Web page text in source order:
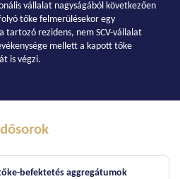
vállalat nagyságából következően
tőke felmerülésekor egy
tartozó rezidens, nem SCV-vállalat
mellett a kapott tőke
is végzi.
Idősorok
befektetés aggregátumok